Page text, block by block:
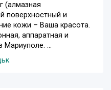
(алмазная
поверхностный и
кожи – Ваша красота.
аппаратная и
Мариуполе. ...